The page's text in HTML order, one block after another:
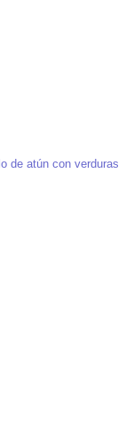
de atún con verduras